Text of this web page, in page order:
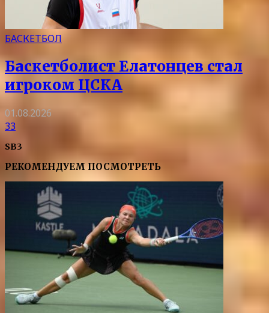
БАСКЕТБОЛ
Баскетболист Елатонцев стал
игроком ЦСКА
01.08.2026
33
SB3
РЕКОМЕНДУЕМ ПОСМОТРЕТЬ